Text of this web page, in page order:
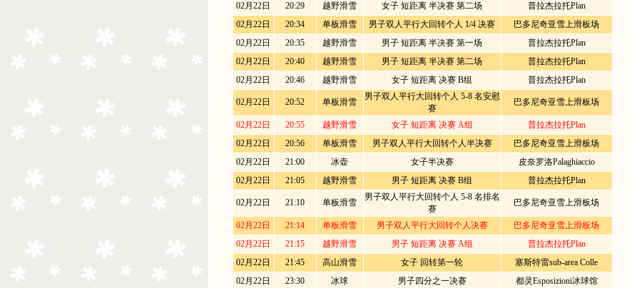
02月22日
20:29 越野滑雪 女子 短距离 半决赛 第二场
普拉杰拉托Plan
02月22日
20:34 单板滑雪 男子双人平行大回转个人 1/4 决赛
巴多尼奇亚雪上滑板场
02月22日
20:35 越野滑雪 男子 短距离 半决赛 第一场
普拉杰拉托Plan
02月22日
20:40 越野滑雪 男子 短距离 半决赛 第二场
普拉杰拉托Plan
02月22日
20:46 越野滑雪 女子 短距离 决赛 B组 普拉杰拉托Plan
02月22日 20:52 单板滑雪
男子双人平行大回转个人 5-8 名安慰
赛
巴多尼奇亚雪上滑板场
02月22日 20:55 越野滑雪 女子 短距离 决赛 A组
普拉杰拉托Plan
02月 22日 20:56 单板滑雪 男子双人平行大回转个人半决赛
巴多尼奇亚雪上滑板场
02月22日
21:00 冰壶 女子半决赛
皮奈罗洛Palaghiaccio
02月22日
21:05 越野滑雪 男子 短距离 决赛 B组 普拉杰拉托Plan
02月22日 21:10 单板滑雪
男子双人平行大回转个人 5-8 名排名
赛
巴多尼奇亚雪上滑板场
02月22日 21:14 单板滑雪 男子双人平行大回转个人决赛
巴多尼奇亚雪上滑板场
02月22日
21:15 越野滑雪 男子 短距离 决赛 A组
普拉杰拉托Plan
02月22日
21:45 高山滑雪 女子 回转第一轮
塞斯特雷sub-area Colle
02月22日
23:30 冰球 男子四分之一决赛
都灵Esposizioni冰球馆